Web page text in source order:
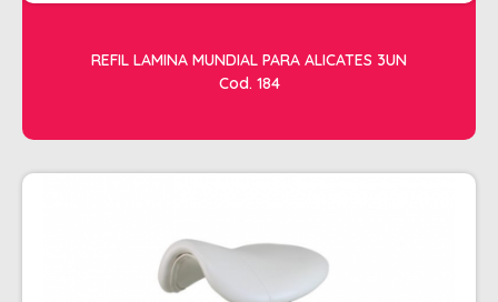
REFIL LAMINA MUNDIAL PARA ALICATES 3UN
Cod. 184